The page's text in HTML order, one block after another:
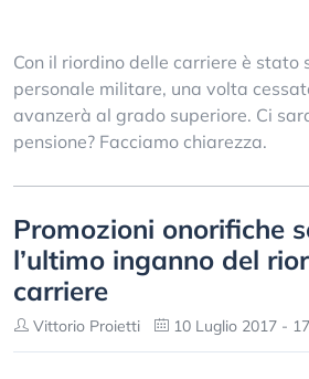
Con il riordino delle carriere è stato
personale militare, una volta
avanzerà al grado superiore. Ci
pensione? Facciamo chiarezza.
Promozioni onorifiche
l’ultimo inganno del
carriere
Vittorio Proietti 10 Luglio 2017 -